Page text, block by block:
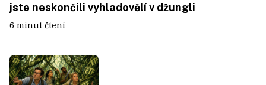
jste neskončili vyhladovělí v džungli
6 minut čtení